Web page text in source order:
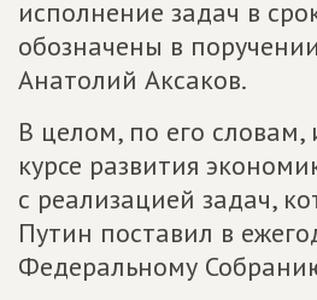
исполнение задач в
обозначены в
Анатолий Аксаков.
В целом, по его словам,
курсе развития
с реализацией задач,
Путин поставил в
Федеральному